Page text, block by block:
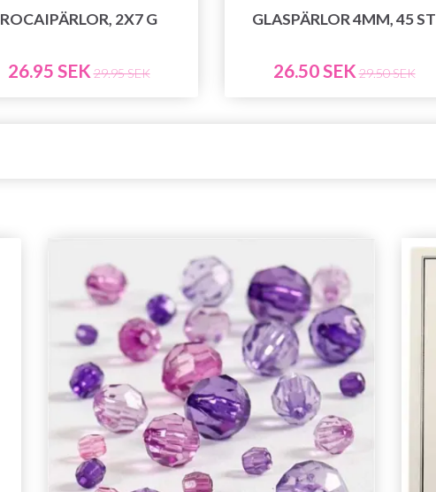
ROCAIPÄRLOR, 2X7 G
26.95 SEK 29.95 SEK
GLASPÄRLOR 4MM, 45 ST
26.50 SEK 29.50 SEK
exklusiv tillgång till inspirerande
stickmönster och specialerbjudanden!
Prenumerera
Nej tack